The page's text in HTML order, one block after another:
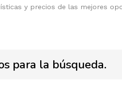
y precios de las mejores
para la búsqueda.